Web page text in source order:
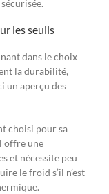
les seuils
dans le choix
la durabilité,
un aperçu des
choisi pour sa
offre une
et nécessite peu
le froid s’il n’est